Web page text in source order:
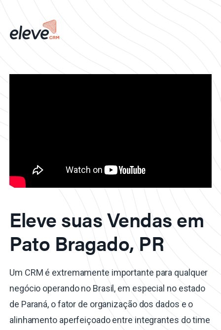
Eleve suas Vendas em
Pato Bragado, PR
Um CRM é extremamente importante para qualquer
negócio operando no Brasil, em especial no estado
de Paraná, o fator de organização dos dados e o
alinhamento aperfeiçoado entre integrantes do time